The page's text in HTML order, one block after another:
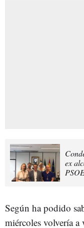
ex
Según ha podido
miércoles volvería a